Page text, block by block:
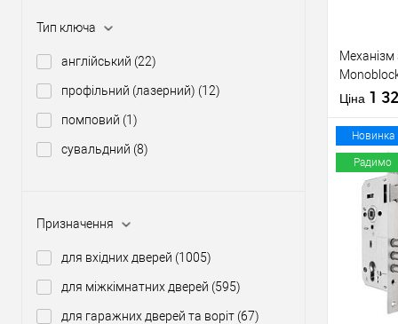
Тип ключа
англійський (22)
профільний (лазерний) (12)
помповий (1)
сувальдний (8)
Призначення
для вхідних дверей (1005)
для міжкімнатних дверей (595)
для гаражних дверей та воріт (67)
Матеріал
Країна
Статус (гурт)
Механізм
матовий
Ціна 1
У
Новинка
Радимо